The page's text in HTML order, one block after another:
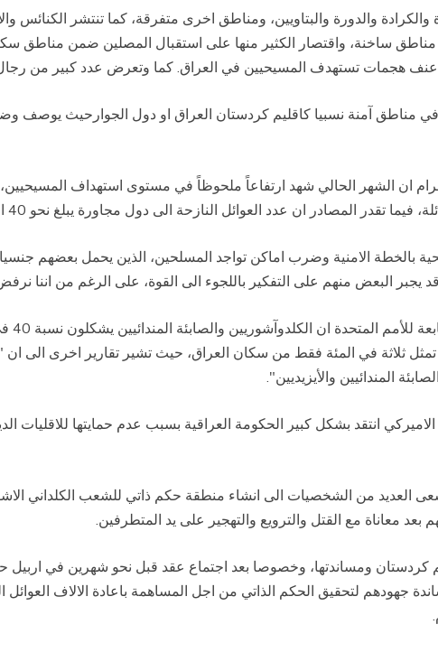
والدورة والبتاويين، ومناطق اخرى متفرقة، كما تنتشر الكنائس
ساخنة، واقتصار الكثير منها على استقبال المصلين ضمن مناطق
هجمات تستهدف المسيحيين في العراق. كما وتعرض عدد كبير من
في مناطق آمنة نسبيا كاقليم كردستان العراق او دول الجوارحيث
ان الشهر الحالي شهد ارتفاعاً ملحوظاً في مستوى استهداف
بالخطة الامنية وضرب اماكن تواجد المسلحين، الذين يحمل بعضهم
يجبر البعض منهم على التفكير باللجوء الى القوة، على الرغم من اننا
المندائيين والأيزيديين".
انتقد بشكل كبير الحكومة العراقية بسبب عدم حمايتها للاقليات
العديد من الشخصيات الى انشاء منطقة حكم ذاتي للشعب الكلداني
بعد معاناة مع القتل والترويع والتهجير على يد المتطرفين.
ومساندتها، وخصوصا بعد اجتماع عقد قبل نحو شهرين في اربيل
جهودهم لتحقيق الحكم الذاتي من اجل المساهمة باعادة الالاف العوائل